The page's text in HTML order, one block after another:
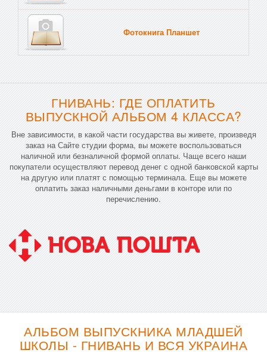
Фотокнига Планшет
ГНИВАНЬ: ГДЕ ОПЛАТИТЬ
ВЫПУСКНОЙ АЛЬБОМ 4 КЛАССА?
Вне зависимости, в какой части государства вы живете, произведя
заказ на Сайте студии форма, вы можете воспользоваться
наличной или безналичной формой оплаты. Чаще всего наши
покупатели осуществляют перевод денег с одной банковской карты
на другую или платят с помощью терминала. Еще вы можете
оплатить заказ наличными деньгами в конторе или по
перечислению.
АЛЬБОМ ВЫПУСКНИКА МЛАДШЕЙ
ШКОЛЫ - ГНИВАНЬ И ВСЯ УКРАИНА